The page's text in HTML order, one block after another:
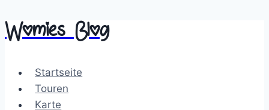
Zum
Inhalt
Womies Blog
Startseite
Touren
Karte